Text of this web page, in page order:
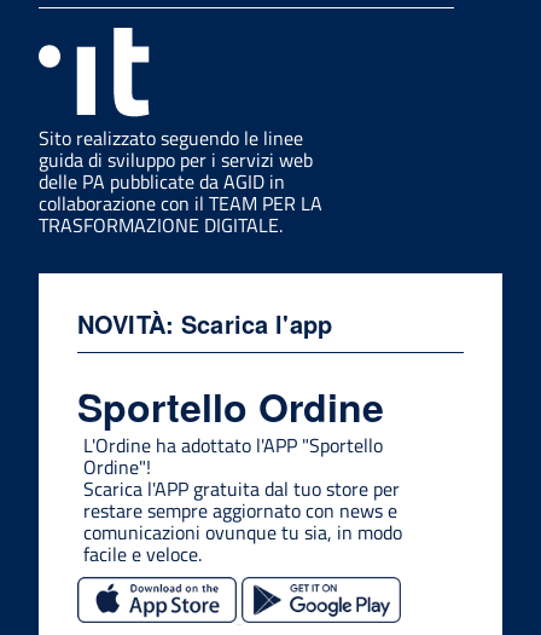
Sito realizzato seguendo le linee
guida di sviluppo per i servizi web
delle PA pubblicate da AGID in
collaborazione con il TEAM PER LA
TRASFORMAZIONE DIGITALE.
NOVITÀ: Scarica l'app
Sportello Ordine
L'Ordine ha adottato l'APP "Sportello
Ordine"!
Scarica l'APP gratuita dal tuo store per
restare sempre aggiornato con news e
comunicazioni ovunque tu sia, in modo
facile e veloce.